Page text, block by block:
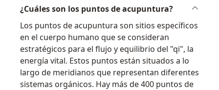
¿Cuáles son los puntos de acupuntura?
Los puntos de acupuntura son sitios específicos
en el cuerpo humano que se consideran
estratégicos para el flujo y equilibrio del "qi", la
energía vital. Estos puntos están situados a lo
largo de meridianos que representan diferentes
sistemas orgánicos. Hay más de 400 puntos de